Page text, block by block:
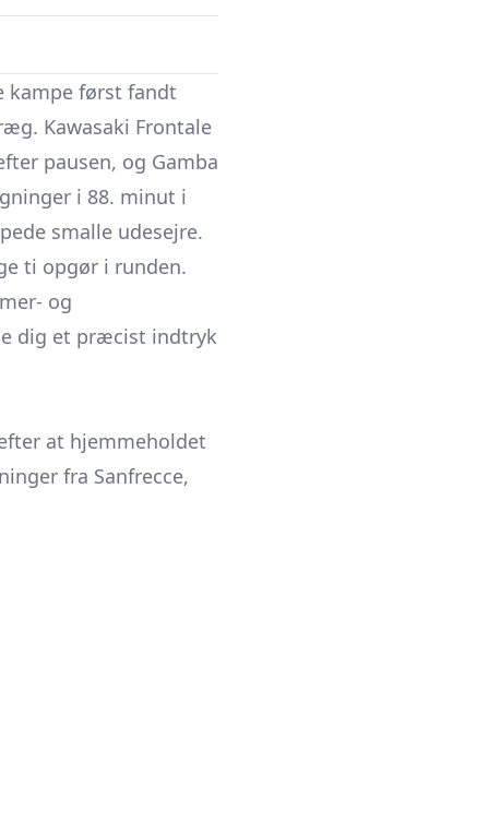
kampe først fandt
Kawasaki Frontale
pausen, og Gamba
i 88. minut i
smalle udesejre.
ti opgør i runden.
og
dig et præcist indtryk
at hjemmeholdet
fra Sanfrecce,